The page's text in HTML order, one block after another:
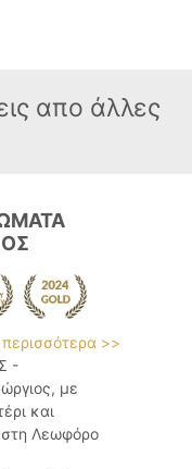
απο άλλες
περισσότερα >>
-
με
και
στη Λεωφόρο